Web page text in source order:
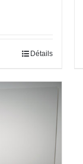
Détails